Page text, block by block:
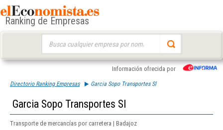
Ranking de Empresas
Información ofrecida por
Directorio Ranking Empresas Garcia Sopo Transportes Sl
Garcia Sopo Transportes Sl
Transporte de mercancías por carretera | Badajoz